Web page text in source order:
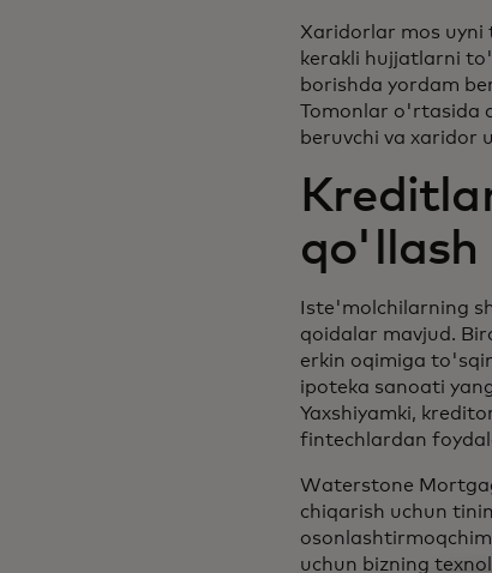
Xaridorlar mos
kerakli hujjatlarni
borishda yordam
Tomonlar o'rtasida
beruvchi va xaridor
qo'llash
Iste'molchilarning
qoidalar mavjud.
erkin oqimiga
ipoteka sanoati
Yaxshiyamki,
fintechlardan
Waterstone
chiqarish uchun
uchun bizning